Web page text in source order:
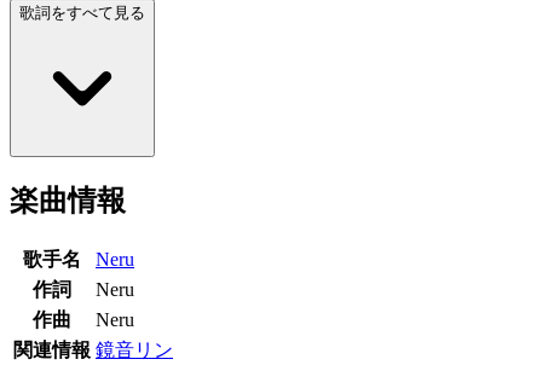
歌詞をすべて見る
楽曲情報
歌手名
Neru
作詞
Neru
作曲
Neru
関連情報 鏡音リン